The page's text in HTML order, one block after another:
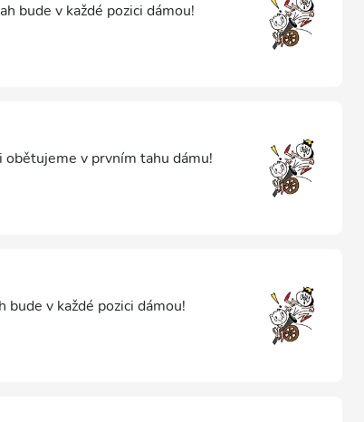
bude v každé pozici dámou!
obětujeme v prvním tahu dámu!
v každé pozici dámou!